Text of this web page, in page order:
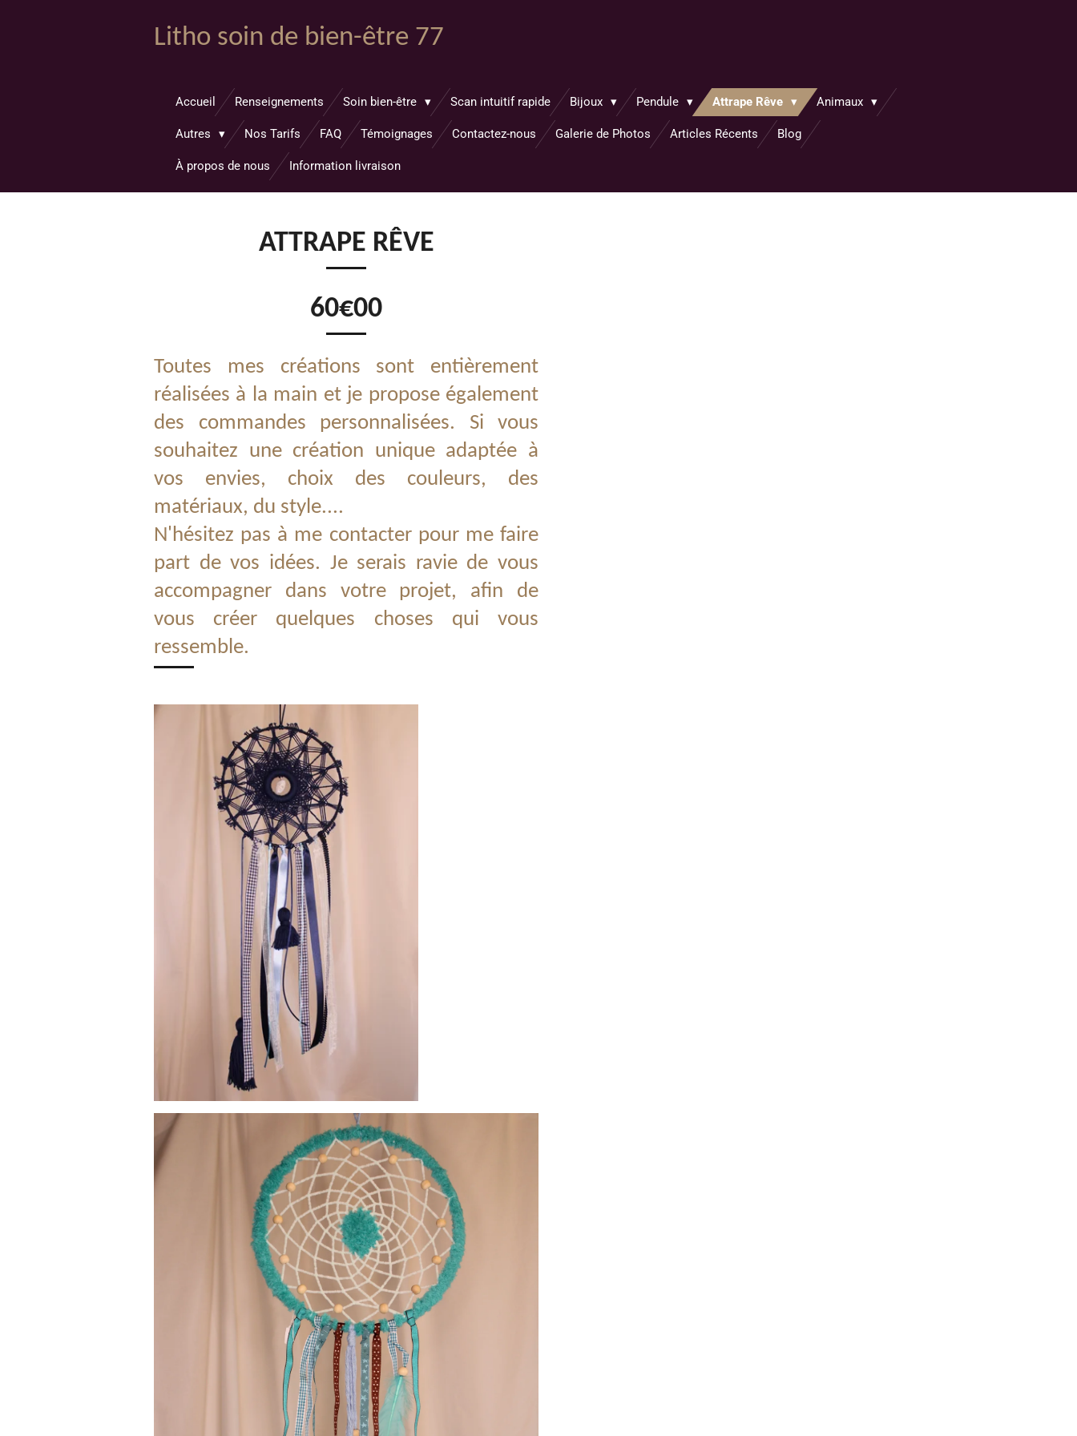
Litho soin de bien-être 77
Accueil Renseignements Soin bien-être Scan intuitif rapide Bijoux Pendule Attrape Rêve Animaux
Autres Nos Tarifs FAQ Témoignages Contactez-nous Galerie de Photos Articles Récents Blog
À propos de nous Information livraison
ATTRAPE RÊVE
60€00
Toutes mes créations sont entièrement
réalisées à la main et je propose également
des commandes personnalisées. Si vous
souhaitez une création unique adaptée à
vos envies, choix des couleurs, des
matériaux, du style....
N'hésitez pas à me contacter pour me faire
part de vos idées. Je serais ravie de vous
accompagner dans votre projet, afin de
vous créer quelques choses qui vous
ressemble.